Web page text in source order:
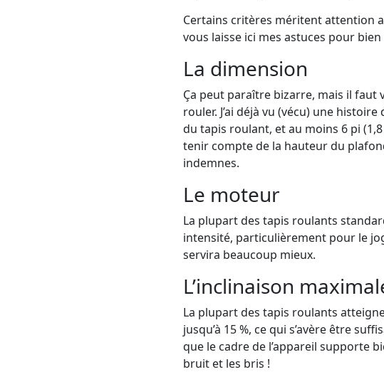
Certains critères méritent attention
vous laisse ici mes astuces pour
La dimension
Ça peut paraître bizarre, mais il faut
rouler. J’ai déjà vu (vécu) une
du tapis roulant, et au moins 6 pi
tenir compte de la hauteur du
indemnes.
Le moteur
La plupart des tapis roulants
intensité, particulièrement pour le
servira beaucoup mieux.
L’inclinaison
La plupart des tapis roulants
jusqu’à 15 %, ce qui s’avère être
que le cadre de l’appareil supporte
bruit et les bris !